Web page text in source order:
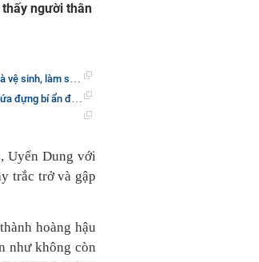
người thân
để tiện sinh hoạt?
ẩn đầy ám ảnh
Uyển Dung với
trắc trở và gập
hoàng hậu
như không còn